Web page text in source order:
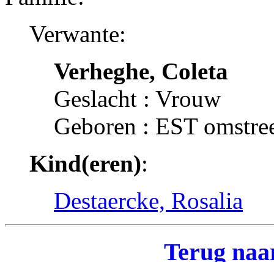
Verwante:
Verheghe, Coleta
Geslacht : Vrouw
Geboren : EST
Kind(eren):
Destaercke, Rosalia
Terug